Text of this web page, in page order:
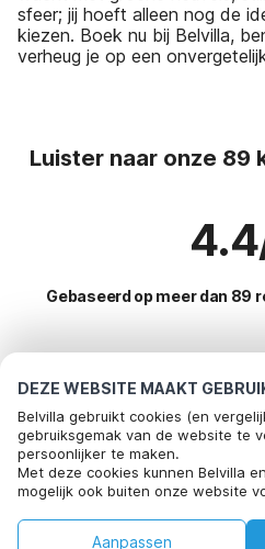
DEZE WEBSITE MAAKT
Belvilla gebruikt cookies (en
gebruiksgemak van de website te
persoonlijker te maken.
Met deze cookies kunnen Belvilla
mogelijk ook buiten onze website
social media.
Aanpassen
sfeer; jij hoeft alleen nog de
kiezen. Boek nu bij Belvilla,
verheug je op een
Luister naar onze 89
Gebaseerd op meer dan 89
Meest populaire
vakantie
Top steden met top
Kindvriendelijke vakantiehuizen bleialf
Kindvriendelijke vakantiehuizen
Populaire voorzieningen voor
Vakantiehuis met tuin